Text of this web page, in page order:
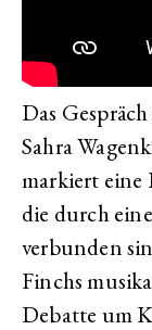
Das
Sahra
markiert eine
die durch
verbunden
Finchs
Debatte um